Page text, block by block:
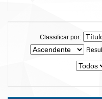
Classificar por: